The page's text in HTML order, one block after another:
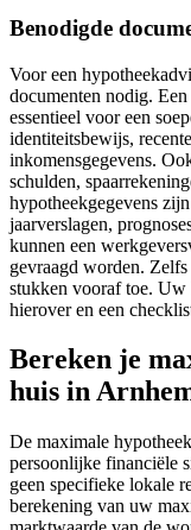
Benodigde
Voor een
documenten nodig.
essentieel voor een
identiteitsbewijs,
inkomensgegevens.
schulden,
hypotheekgegevens
jaarverslagen,
kunnen een
gevraagd worden.
stukken vooraf toe. Uw
hierover en een
Bereken je
huis in
De maximale
persoonlijke financiële
geen specifieke lokale
berekening van uw